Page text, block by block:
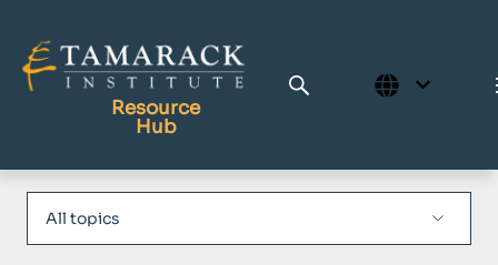
Resource
Hub
Publications